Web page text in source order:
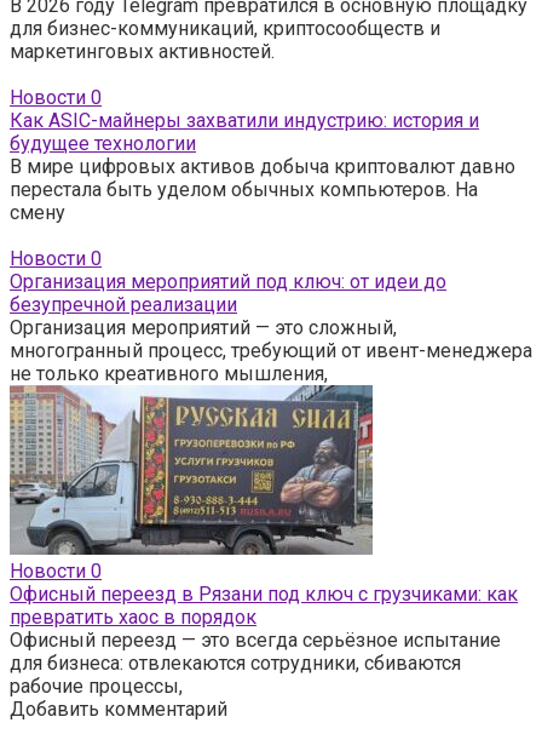
В 2026 году Telegram превратился в основную площадку
для бизнес-коммуникаций, криптосообществ и
маркетинговых активностей.
Новости 0
Как ASIC-майнеры захватили индустрию: история и
будущее технологии
В мире цифровых активов добыча криптовалют давно
перестала быть уделом обычных компьютеров. На
смену
Новости 0
Организация мероприятий под ключ: от идеи до
безупречной реализации
Организация мероприятий — это сложный,
многогранный процесс, требующий от ивент-менеджера
не только креативного мышления,
Новости 0
Офисный переезд в Рязани под ключ с грузчиками: как
превратить хаос в порядок
Офисный переезд — это всегда серьёзное испытание
для бизнеса: отвлекаются сотрудники, сбиваются
рабочие процессы,
Добавить комментарий